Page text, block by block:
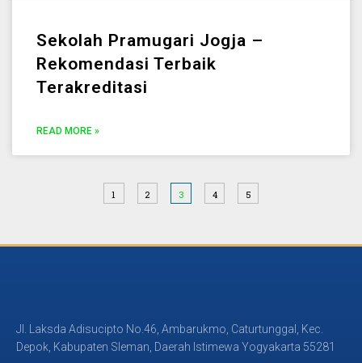
Sekolah Pramugari Jogja –
Rekomendasi Terbaik
Terakreditasi
READ MORE »
1 2 3 4 5
Jl. Laksda Adisucipto No.46, Ambarukmo, Caturtunggal, Kec.
Depok, Kabupaten Sleman, Daerah Istimewa Yogyakarta 55281